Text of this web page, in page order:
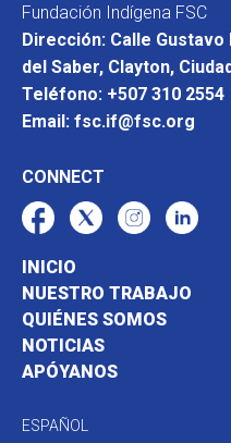
Fundación Indígena FSC
Dirección: Calle Gustavo
del Saber, Clayton,
Teléfono: +507 310 2554
Email: fsc.if@fsc.org
CONNECT
INICIO
NUESTRO TRABAJO
QUIÉNES SOMOS
NOTICIAS
APÓYANOS
ESPAÑOL